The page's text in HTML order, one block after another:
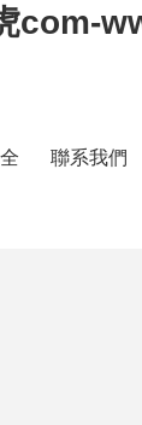
com-
聯系我們